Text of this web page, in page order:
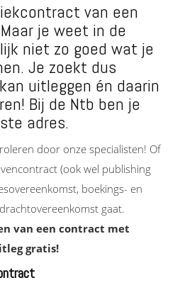
van een
je weet in de
niet zo goed wat je
Je zoekt dus
uitleggen én daarin
Bij de Ntb ben je
adres.
door onze specialisten! Of
(ook wel publishing
boekings- en
gaat.
van een contract met
gratis!